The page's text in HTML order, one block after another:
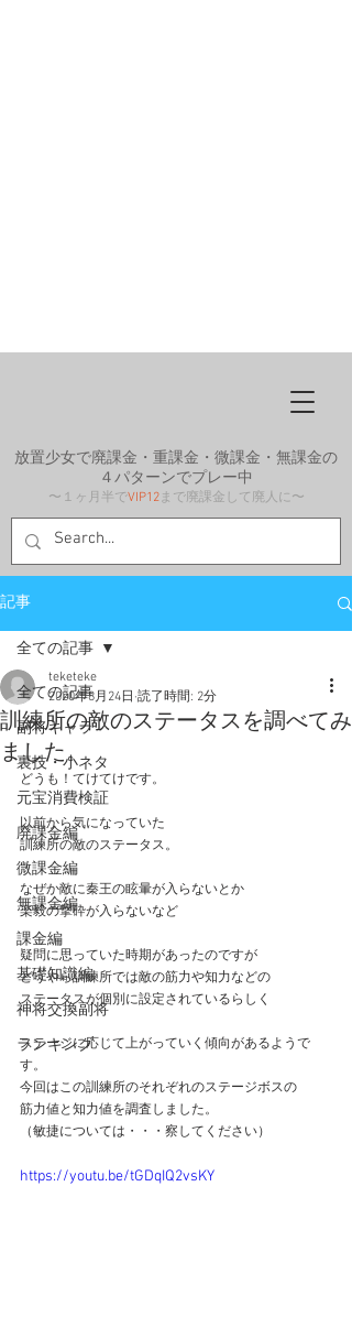
放置少女で廃課金・重課金・微課金・無課金の
４パターンでプレー中
〜１ヶ月半でVIP12まで廃課金して廃人に〜
記事
全ての記事
副将キャラ
裏技・小ネタ
元宝消費検証
廃課金編
微課金編
無課金編
課金編
基礎知識編
神将交換副将
ランキング
全ての記事
訓練所の敵のステータスを調べてみ
ました。
teketeke
2020年8月24日 読了時間: 2分
どうも！てけてけです。
以前から気になっていた
訓練所の敵のステータス。
なぜか敵に秦王の眩暈が入らないとか
楽毅の撃砕が入らないなど
疑問に思っていた時期があったのですが
どうやら訓練所では敵の筋力や知力などの
ステータスが個別に設定されているらしく
ステージに応じて上がっていく傾向があるようで
す。
今回はこの訓練所のそれぞれのステージボスの
筋力値と知力値を調査しました。
（敏捷については・・・察してください）
https://youtu.be/tGDqIQ2vsKY